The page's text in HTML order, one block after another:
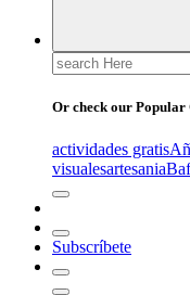
Search
for:
Or check our Popular
actividades gratis
visualesartesania
Subscríbete